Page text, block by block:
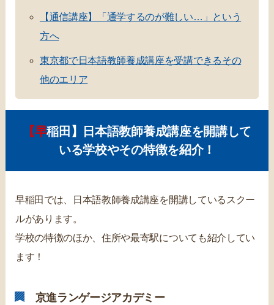
【通信講座】「通学するのが難しい…」という
方へ
東京都で日本語教師養成講座を受講できるその
他のエリア
【早稲田】日本語教師養成講座を開講して
いる学校やその特徴を紹介！
早稲田では、日本語教師養成講座を開講しているスクー
ルがあります。
学校の特徴のほか、住所や最寄駅についても紹介してい
ます！
京進ランゲージアカデミー